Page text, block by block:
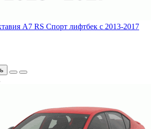
А7 RS Спорт лифтбек с 2013-2017